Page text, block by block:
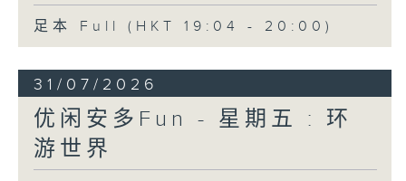
足本 Full (HKT 19:04 - 20:00)
31/07/2026
优闲安多Fun - 星期五 : 环
游世界